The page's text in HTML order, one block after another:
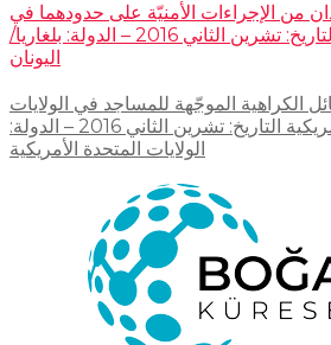
من الإجراءات الأمنيّة على حدودهما في
مواجهة اللاجئين. التاريخ: تشرين الثاني 2016 – الدولة: بلغاريا/
اليونان
الكراهية الموجّهة للمساجد في الولايات
المتحدة الأمريكية التاريخ: تشرين الثاني 2016 – الدولة:
الولايات المتحدة الأمريكية